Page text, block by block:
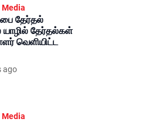
Media
தேர்தல்
யாழில் தேர்தல்கள்
வெளியிட்ட
ago
Media